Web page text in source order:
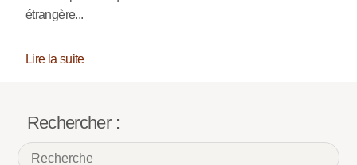
étrangère...
Lire la suite
Rechercher :